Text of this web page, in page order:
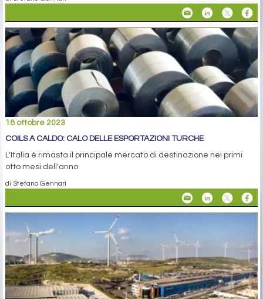
18 ottobre 2023
COILS A CALDO: CALO DELLE ESPORTAZIONI TURCHE
L'Italia è rimasta il principale mercato di destinazione nei primi
otto mesi dell'anno
di Stefano Gennari